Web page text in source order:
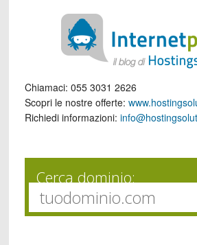
Chiamaci: 055 3031 2626
Scopri le nostre offerte:
Richiedi informazioni:
Cerca dominio: